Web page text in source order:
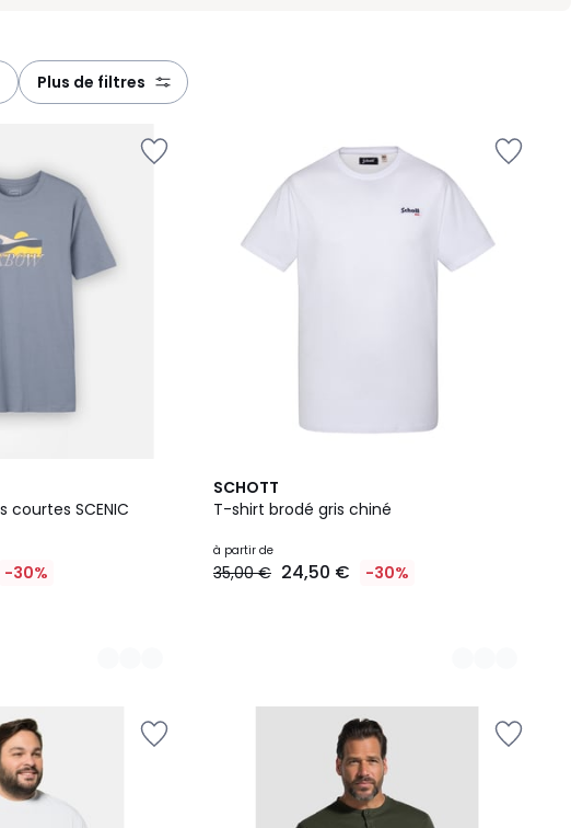
plus de filtres
SCENIC
-30%
SCHOTT
T-shirt brodé gris chiné
à partir de
35,00 € 24,50 € -30%
10
Couleurs